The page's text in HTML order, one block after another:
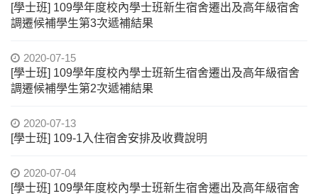
[學士班] 109學年度校內學士班新生宿舍遷出及高年級宿舍
調遷候補學生第3次遞補結果
2020-07-15
[學士班] 109學年度校內學士班新生宿舍遷出及高年級宿舍
調遷候補學生第2次遞補結果
2020-07-13
[學士班] 109-1入住宿舍安排及收費說明
2020-07-04
[學士班] 109學年度校內學士班新生宿舍遷出及高年級宿舍